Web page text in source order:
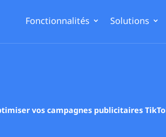
Fonctionnalités Solutions
vos campagnes publicitaires